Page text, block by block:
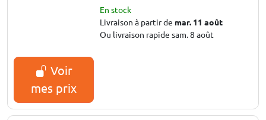
En stock
Livraison à partir de mar. 11 août
Ou livraison rapide sam. 8 août
Voir
mes prix